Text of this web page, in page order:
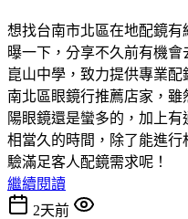
想找台南市北區在地配鏡
曝一下，分享不久前有機
崑山中學，致力提供專業
南北區眼鏡行推薦店家，
陽眼鏡還是蠻多的，加上
相當久的時間，除了能進
驗滿足客人配鏡需求呢！
繼續閱讀
2天前